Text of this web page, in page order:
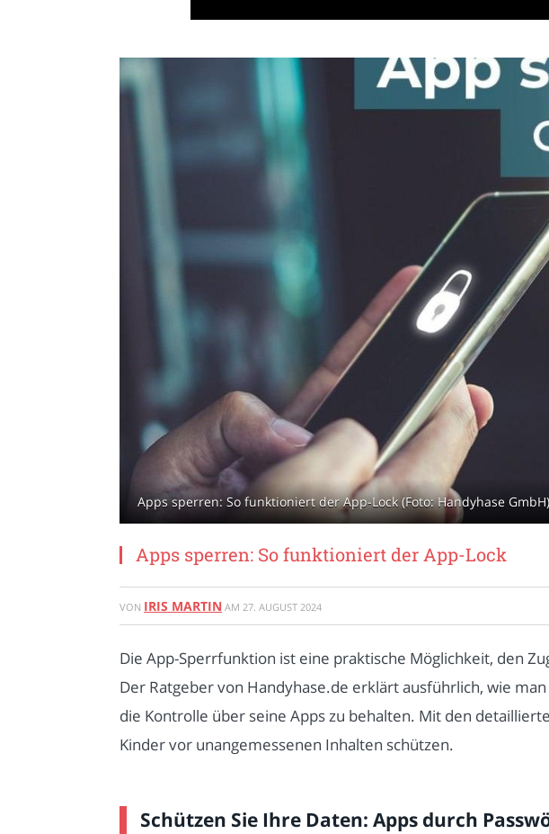
Apps sperren: So funktioniert der App-Lock (Foto: Handyhase GmbH)
Apps sperren: So funktioniert der App-Lock
VON IRIS MARTIN AM 27. AUGUST 2024
Die App-Sperrfunktion ist eine praktische Möglichkeit, den
Der Ratgeber von Handyhase.de erklärt ausführlich, wie
die Kontrolle über seine Apps zu behalten. Mit den
Kinder vor unangemessenen Inhalten schützen.
Schützen Sie Ihre Daten: Apps durch